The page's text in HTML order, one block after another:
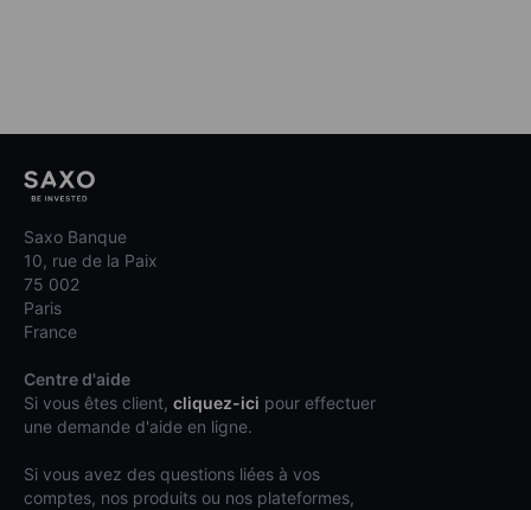
Saxo Banque
10, rue de la Paix
75 002
Paris
France
Centre d'aide
Si vous êtes client, cliquez-ici pour effectuer
une demande d'aide en ligne.
Si vous avez des questions liées à vos
comptes, nos produits ou nos plateformes,